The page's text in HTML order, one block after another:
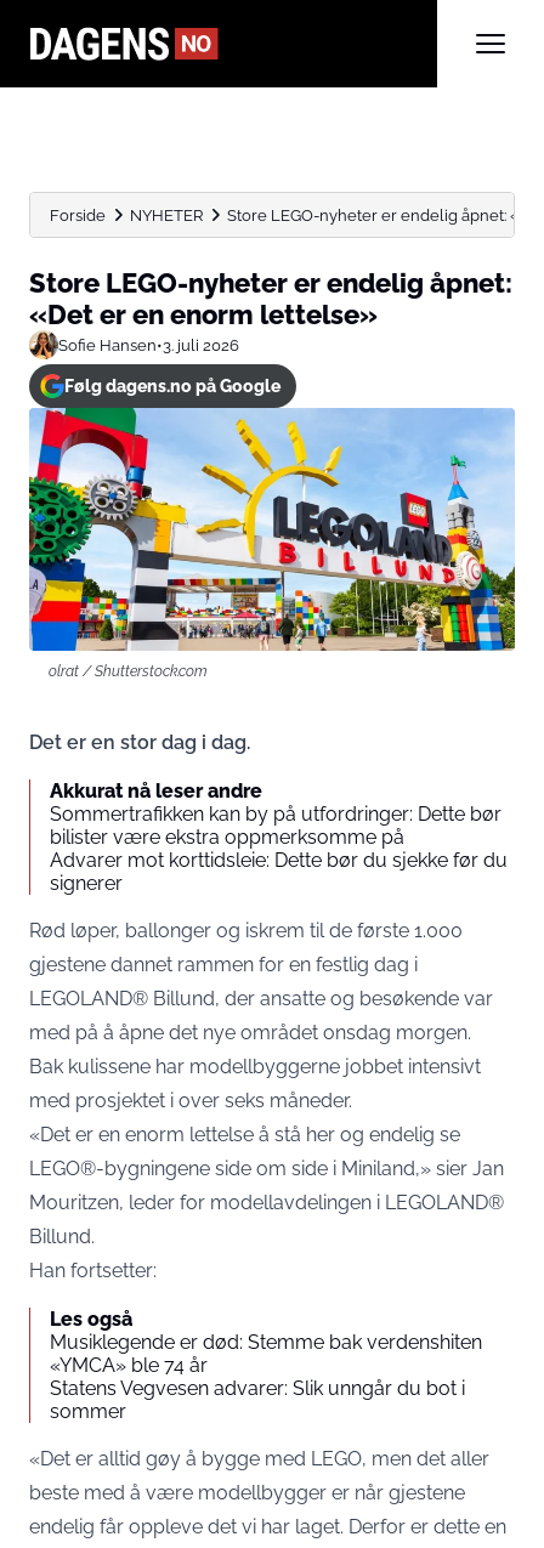
Forside NYHETER Store LEGO-nyheter er endelig åpnet:
Store LEGO-nyheter er endelig åpnet:
«Det er en enorm lettelse»
Sofie Hansen•3. juli 2026
Følg dagens.no på Google
olrat / Shutterstock.com
Det er en stor dag i dag.
Akkurat nå leser andre
Sommertrafikken kan by på utfordringer: Dette bør
bilister være ekstra oppmerksomme på
Advarer mot korttidsleie: Dette bør du sjekke før du
signerer
Rød løper, ballonger og iskrem til de første 1.000
gjestene dannet rammen for en festlig dag i
LEGOLAND® Billund, der ansatte og besøkende var
med på å åpne det nye området onsdag morgen.
Bak kulissene har modellbyggerne jobbet intensivt
med prosjektet i over seks måneder.
«Det er en enorm lettelse å stå her og endelig se
LEGO®-bygningene side om side i Miniland,» sier Jan
Mouritzen, leder for modellavdelingen i LEGOLAND®
Billund.
Han fortsetter:
Les også
Musiklegende er død: Stemme bak verdenshiten
«YMCA» ble 74 år
Statens Vegvesen advarer: Slik unngår du bot i
sommer
«Det er alltid gøy å bygge med LEGO, men det aller
beste med å være modellbygger er når gjestene
endelig får oppleve det vi har laget. Derfor er dette en